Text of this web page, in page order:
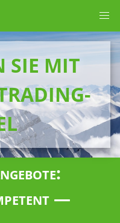
SIE MIT
—